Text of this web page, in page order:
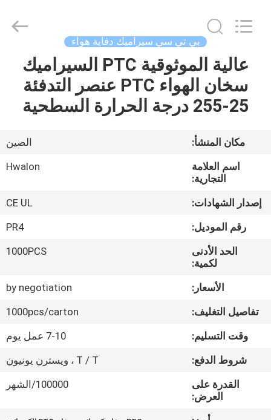
بيت
منتجات
معلومات
جولة
المصنع
مراقبة
الجودة
اتصل
بي تي سي سيراميك دفاية هواء
عالية الموثوقية PTC السيراميك
سخان الهواء PTC عنصر التدفئة
25-255 درجة الحرارة السطحية
مكان المنشأ:
الصين
اسم العلامة
التجارية:
Hwalon
إصدار الشهادات:
CE UL
رقم الموديل:
PR4
الحد الأدنى
لكمية:
1000PCS
الأسعار:
by negotiation
تفاصيل التغليف:
1000pcs/carton
وقت التسليم:
7-10 عمل يوم
شروط الدفع:
T / T ، ويسترن يونيون
القدرة على
العرض:
100000/الشهر